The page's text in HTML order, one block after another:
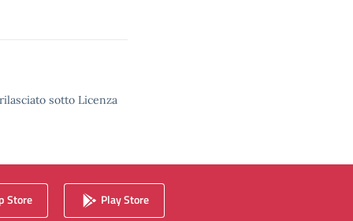
sotto Licenza
Store Play Store